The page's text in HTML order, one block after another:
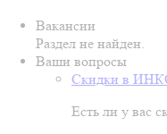
Вакансии
Раздел не найден.
Ваши вопросы
Скидки в
Есть ли у вас